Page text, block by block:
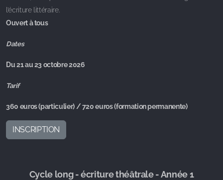
l’écriture littéraire.
Ouvert à tous
Dates
Du 21 au 23 octobre 2026
Tarif
360 euros (particulier) / 720 euros (formation permanente)
INSCRIPTION
Cycle long - écriture théâtrale - Année 1